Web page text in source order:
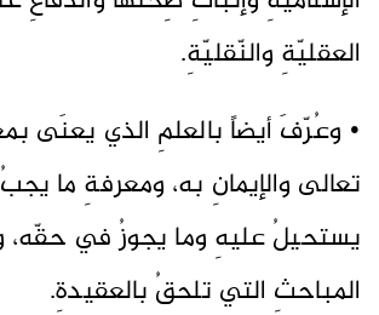
العقليّةِ والنّقليّةِ.
• وعُرّفَ أيضاً بالعلمِ الذي يعنَى
تعالى والإيمانِ به، ومعرفةِ ما
يستحيلُ عليهِ وما يجوزُ في حقّه،
المباحثِ التي تلحقُ بالعقيدةِ.